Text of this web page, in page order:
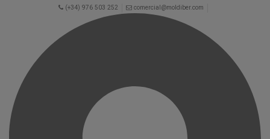
(+34) 976 503 252 comercial@moldiber.com